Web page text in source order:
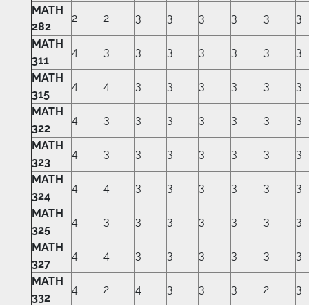
MATH
282
2 2 3 3 3 3 3
3
MATH
311
4 3 3 3 3 3 3
3
MATH
315
4 4 3 3 3 3 3
3
MATH
322
4 3 3 3 3 3 3
3
MATH
323
4 3 3 3 3 3 3
3
MATH
324
4 4 3 3 3 3 3
3
MATH
325
4 3 3 3 3 3 3
3
MATH
327
4 4 3 3 3 3 3
3
MATH
332
4 2 4 3 3 3 2
3